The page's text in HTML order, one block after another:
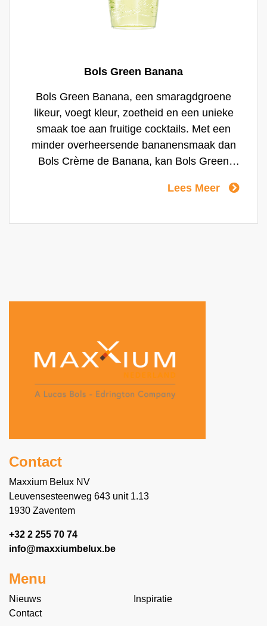
Bols Green Banana
Bols Green Banana, een smaragdgroene
likeur, voegt kleur, zoetheid en een unieke
smaak toe aan fruitige cocktails. Met een
minder overheersende bananensmaak dan
Bols Crème de Banana, kan Bols Green
cocktails te maken.Lees Meer
Contact
Maxxium Belux NV
Leuvensesteenweg 643 unit 1.13
1930 Zaventem
+32 2 255 70 74
info@maxxiumbelux.be
Menu
Nieuws
Inspiratie
Contact